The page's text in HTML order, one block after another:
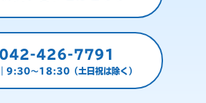
042-426-7791
9:30～18:30（土日祝は除く）